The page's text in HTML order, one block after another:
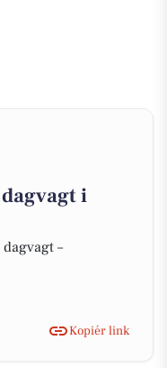
i
–
Kopiér link